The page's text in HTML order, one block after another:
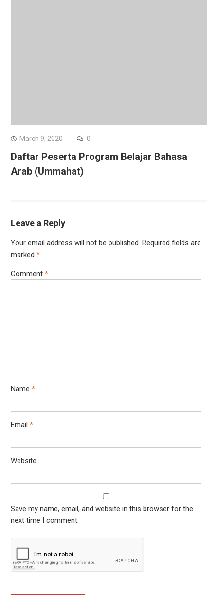
March 9, 2020 0
Daftar Peserta Program Belajar Bahasa
Arab (Ummahat)
Leave a Reply
Your email address will not be published. Required fields are
marked *
Comment *
Name *
Email *
Website
Save my name, email, and website in this browser for the
next time I comment.